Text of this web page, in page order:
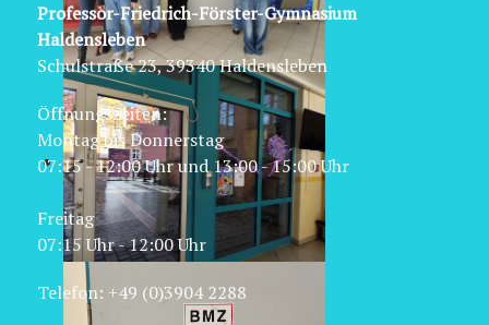
Professor-Friedrich-Förster-Gymnasium
Haldensleben
Schulstraße 23, 39340 Haldensleben
Öffnungszeiten:
Montag bis Donnerstag
07:15 - 12:00 Uhr und 13:00 - 15:00 Uhr
Freitag
07:15 Uhr - 12:00 Uhr
Telefon: +49 (0)3904 2288